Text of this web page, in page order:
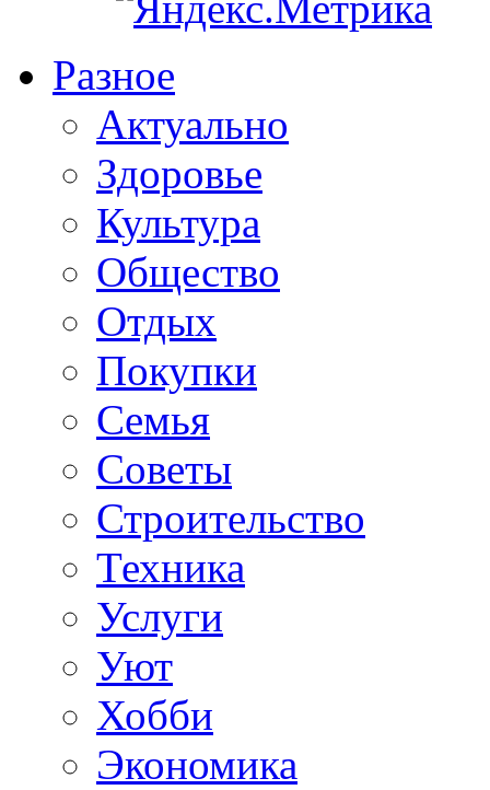
Разное
Актуально
Здоровье
Культура
Общество
Отдых
Покупки
Семья
Советы
Строительство
Техника
Услуги
Уют
Хобби
Экономика